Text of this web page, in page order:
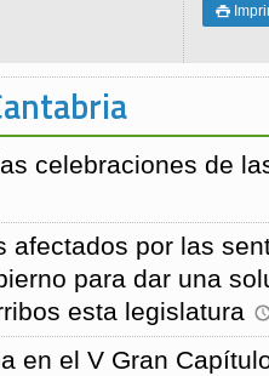

celebraciones de
afectados por las
para dar una
esta legislatura
en el V Gran